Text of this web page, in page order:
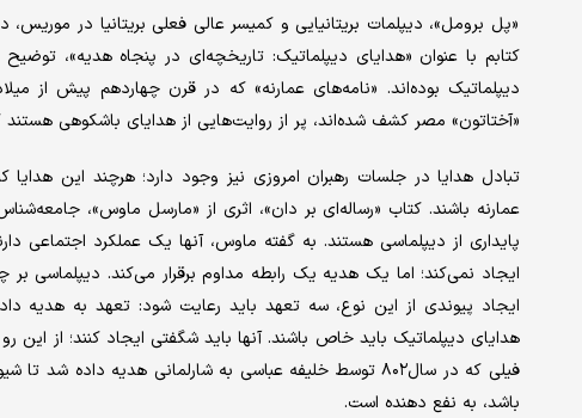
«پل برومل»، دیپلمات بریتانیایی و کمیسر عالی فعلی بریتانیا در
کتابم با عنوان «هدایای دیپلماتیک: تاریخچه‌ای در پنجاه هدیه»،
دیپلماتیک بوده‌اند. «نامه‌های عمارنه» که در قرن چهاردهم پیش از
«آختاتون» مصر کشف شده‌اند، پر از روایت‌هایی از هدایای باشکوهی
تبادل هدایا در جلسات رهبران امروزی نیز وجود دارد؛ هرچند این
پایداری از دیپلماسی هستند. به گفته ماوس، آنها یک عملکرد اجتماعی
ایجاد نمی‌کند؛ اما یک هدیه یک رابطه مداوم برقرار می‌کند. دیپلماسی
ایجاد پیوندی از این نوع، سه تعهد باید رعایت شود: تعهد به هدیه
هدایای دیپلماتیک باید خاص باشند. آنها باید شگفتی ایجاد کنند؛ از این
فیلی که در سال۸۰۲ توسط خلیفه عباسی به شارلمانی هدیه
باشد، به نفع دهنده است.